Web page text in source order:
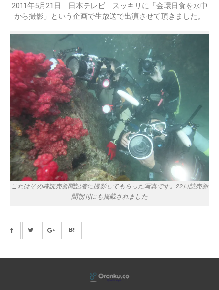
2011年5月21日 日本テレビ スッキリに「金環日食を水中
から撮影」という企画で生放送で出演させて頂きました。
これはその時読売新聞記者に撮影してもらった写真です。22日読売新
聞朝刊にも掲載されました